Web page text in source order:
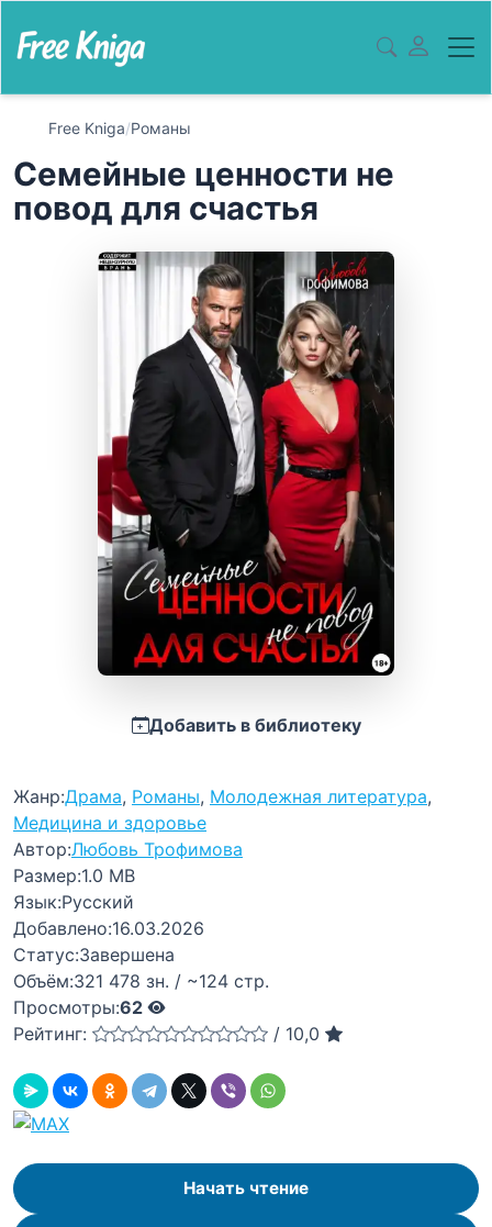
Free Kniga/Романы
Семейные ценности не
повод для счастья
Добавить в библиотеку
Жанр:Драма, Романы, Молодежная литература,
Медицина и здоровье
Автор:Любовь Трофимова
Размер:1.0 MB
Язык:Русский
Добавлено:16.03.2026
Статус:Завершена
Объём:321 478 зн. / ~124 стр.
Просмотры:62
Рейтинг:
/ 10,0
Начать чтение